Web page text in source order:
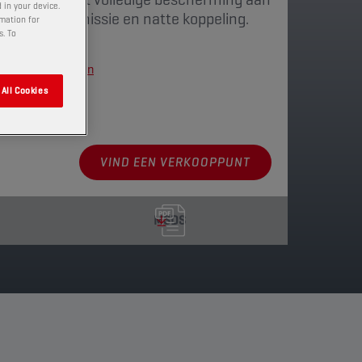
transmissie en natte koppeling.
weergeven
VIND EEN VERKOOPPUNT
MSDS
your device.
for
To
Cookies